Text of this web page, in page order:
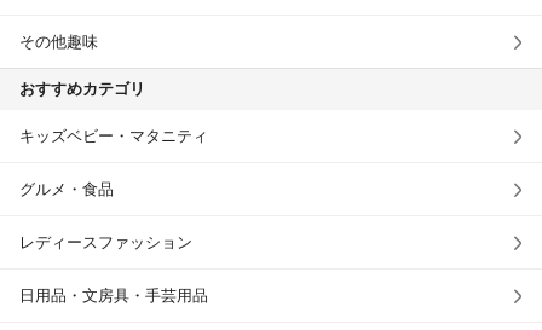
その他趣味
おすすめカテゴリ
キッズベビー・マタニティ
グルメ・食品
レディースファッション
日用品・文房具・手芸用品